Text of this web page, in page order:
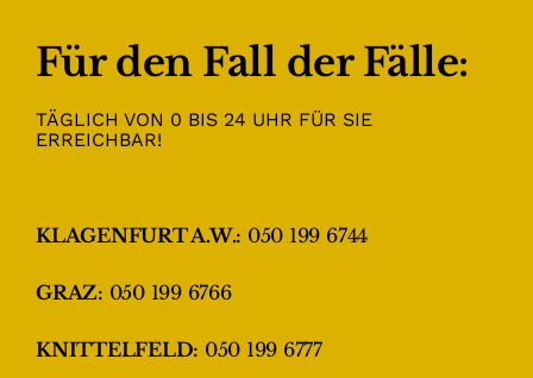
Für den Fall der Fälle:
TÄGLICH VON 0 BIS 24 UHR FÜR SIE
ERREICHBAR!
KLAGENFURT A.W.: 050 199 6744
GRAZ: 050 199 6766
KNITTELFELD: 050 199 6777